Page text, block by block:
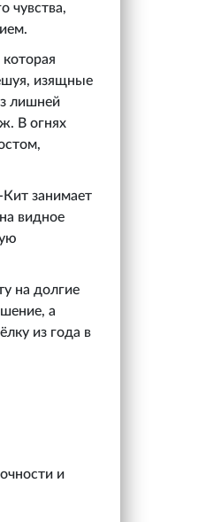
чувства,
изящные
лишней
В огнях
занимает
видное
на долгие
а
из года в
и